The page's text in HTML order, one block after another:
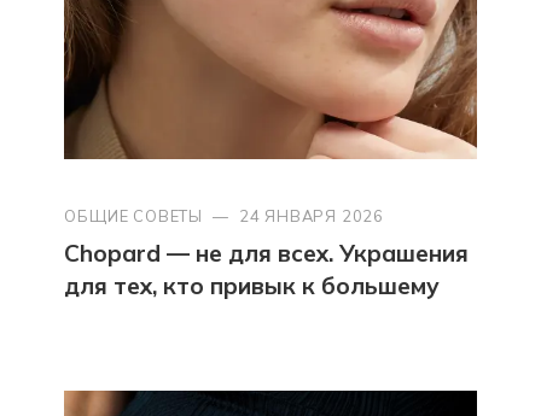
ОБЩИЕ СОВЕТЫ — 24 ЯНВАРЯ 2026
Chopard — не для всех. Украшения
для тех, кто привык к большему